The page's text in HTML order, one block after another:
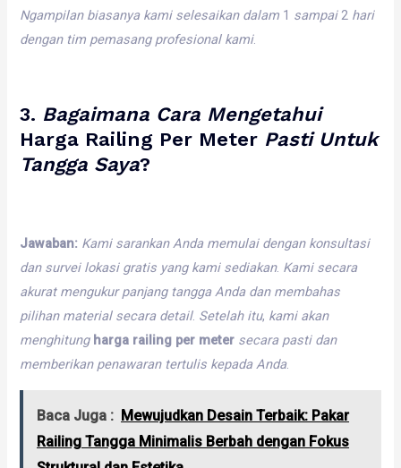
Ngampilan biasanya kami selesaikan dalam 1 sampai2 hari
dengan tim pemasang profesional kami.
3. Bagaimana Cara Mengetahui
Harga Railing Per Meter Pasti Untuk
Tangga Saya?
Jawaban: Kami sarankan Anda memulai dengan konsultasi
dan survei lokasi gratis yang kami sediakan. Kami secara
akurat mengukur panjang tangga Anda dan membahas
pilihan material secara detail. Setelah itu, kami akan
menghitung harga railing per meter secara pasti dan
memberikan penawaran tertulis kepada Anda.
Baca Juga : Mewujudkan Desain Terbaik: Pakar
Railing Tangga Minimalis Berbah dengan Fokus